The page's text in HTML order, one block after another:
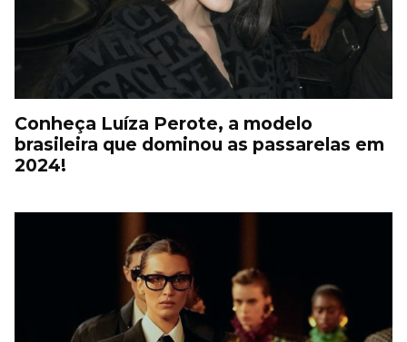
Conheça Luíza Perote, a modelo
brasileira que dominou as passarelas em
2024!